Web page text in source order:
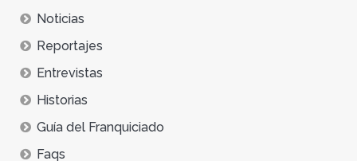
Noticias
Reportajes
Entrevistas
Historias
Guía del Franquiciado
Faqs